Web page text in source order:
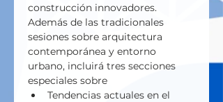
construcción innovadores.
Además de las tradicionales
sesiones sobre arquitectura
contemporánea y entorno
urbano, incluirá tres secciones
especiales sobre
Tendencias actuales en el